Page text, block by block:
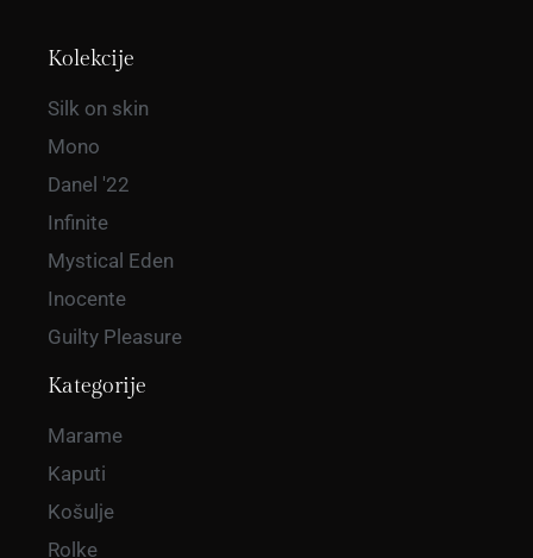
Kolekcije
Silk on skin
Mono
Danel '22
Infinite
Mystical Eden
Inocente
Guilty Pleasure
Kategorije
Marame
Kaputi
Košulje
Rolke